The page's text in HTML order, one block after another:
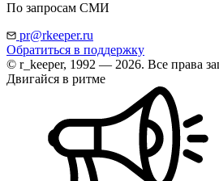
По запросам СМИ
pr@rkeeper.ru
Обратиться в поддержку
© r_keeper, 1992 — 2026. Все права
Двигайся в ритме